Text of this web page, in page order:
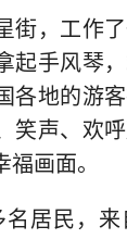
街，工作
起手风琴
各地的游
笑声、欢
画面。
居民，来